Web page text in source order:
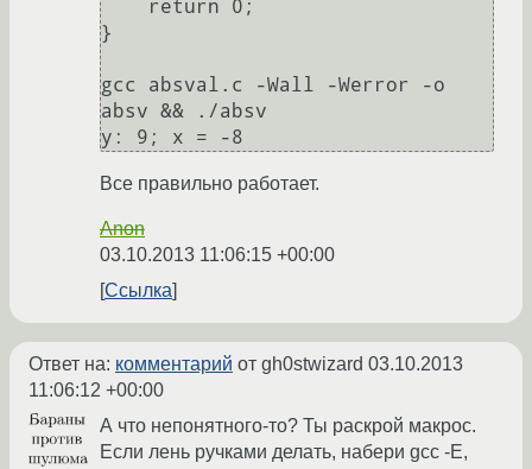
}
gcc absval.c -Wall -Werror -o
absv && ./absv
Все правильно работает.
Anon
03.10.2013 11:06:15 +00:00
Ссылка
Ответ на: комментарий от gh0stwizard 03.10.2013
11:06:12 +00:00
А что непонятного-то? Ты раскрой макрос.
Если лень ручками делать, набери gcc -E,